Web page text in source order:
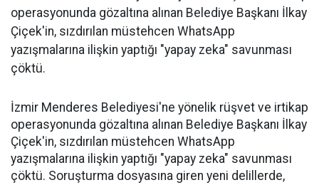
operasyonunda gözaltına alınan Belediye Başkanı İlkay
Çiçek'in, sızdırılan müstehcen WhatsApp
yazışmalarına ilişkin yaptığı "yapay zeka" savunması
çöktü.
İzmir Menderes Belediyesi'ne yönelik rüşvet ve irtikap
operasyonunda gözaltına alınan Belediye Başkanı İlkay
Çiçek'in, sızdırılan müstehcen WhatsApp
yazışmalarına ilişkin yaptığı "yapay zeka" savunması
çöktü. Soruşturma dosyasına giren yeni delillerde,